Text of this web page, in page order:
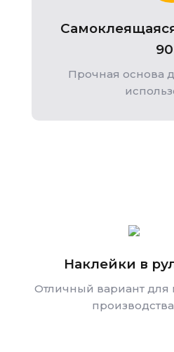
Прочная основа
Наклейки в
Отличный вариант для